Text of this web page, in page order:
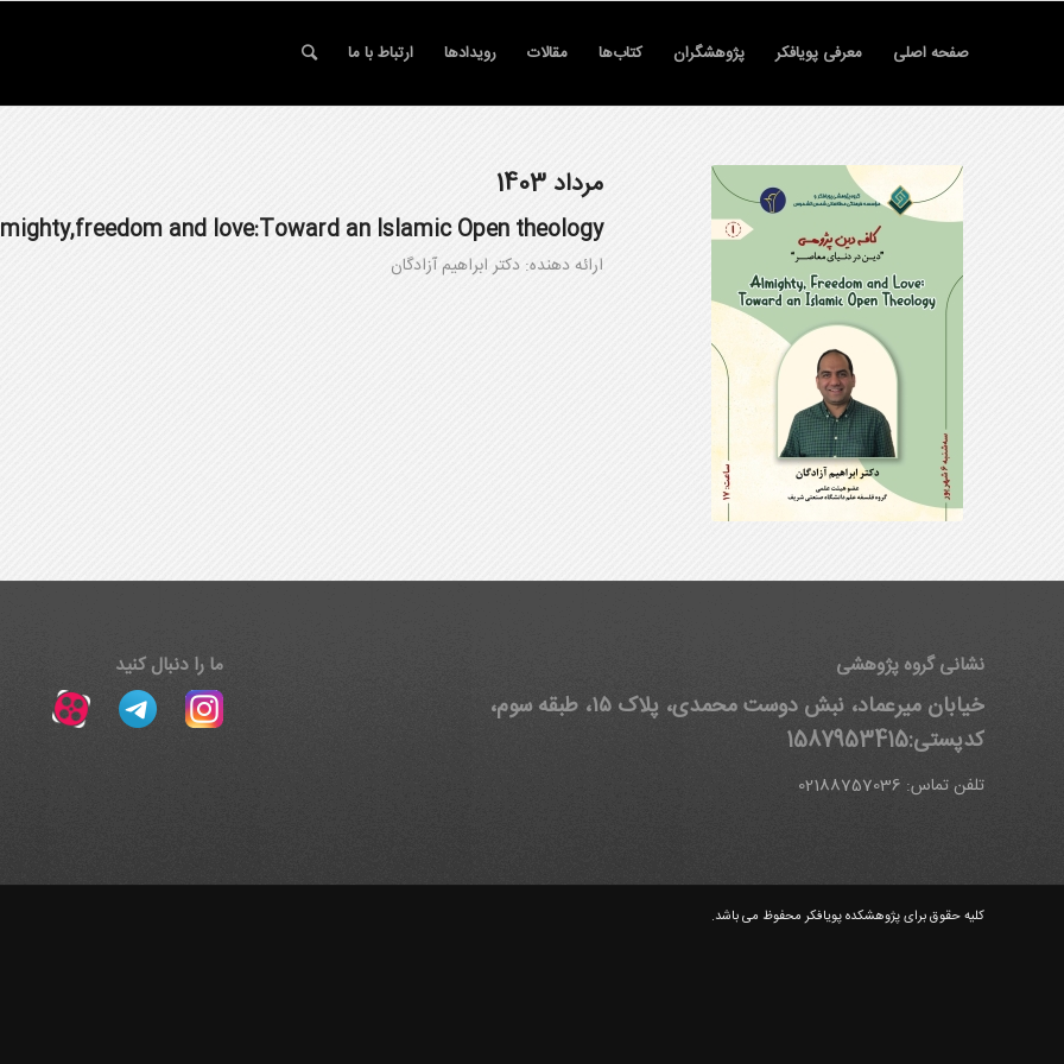
صفحه اصلی معرفی پویافکر پژوهشگران کتاب‌ها مقالات رویدادها ارتباط با ما
مرداد 1403
and love:Toward an Islamic Open theology
ارائه دهنده: دکتر ابراهیم آزادگان
نشانی گروه پژوهشی
خیابان میرعماد، نبش دوست محمدی، پلاک ۱۵، طبقه سوم،
کدپستی:1587953415
تلفن تماس: 02188757036
ما را دنبال کنید
کلیه حقوق برای پژوهشکده پویافکر محفوظ می باشد.